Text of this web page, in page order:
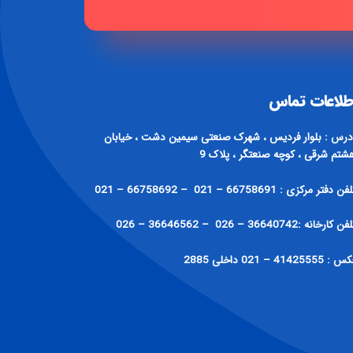
تماس
: بلوار فردیس ، شهرک صنعتی سیمین دشت ، خیابان
شرقی ، کوچه صنعتگر ، پلاک 9
دفتر مرکزی : 66758691 – 021 – 66758692 – 021
کارخانه :36640742 – 026 – 36646562 – 026
– 021 داخلی 2885